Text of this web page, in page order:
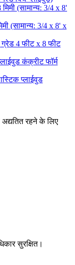
रहने के लिए
सुरक्षित।